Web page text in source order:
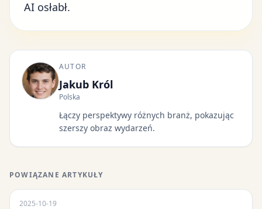
AI osłabł.
AUTOR
Jakub Król
Polska
Łączy perspektywy różnych branż, pokazując
szerszy obraz wydarzeń.
POWIĄZANE ARTYKUŁY
2025-10-19